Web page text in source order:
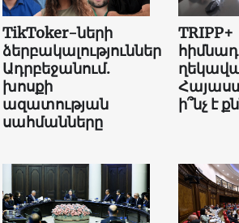
TikToker-ների
ձերբակալություններ
Ադրբեջանում.
խոսքի
ազատության
սահմանները
TRIPP+
ի՞նչ է